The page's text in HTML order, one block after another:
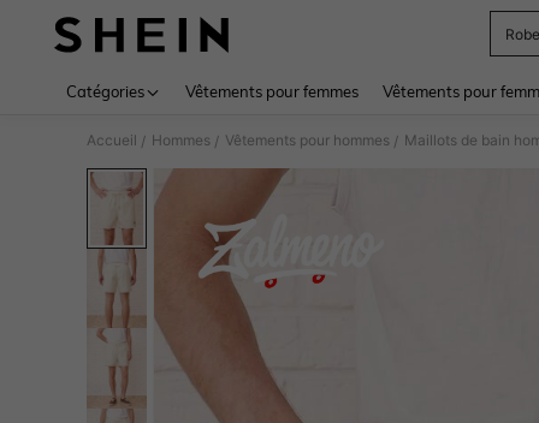
Robe
Catégories Vêtements pour femmes Vêtements pour
Accueil / Hommes / Vêtements pour hommes / Maillots de bain